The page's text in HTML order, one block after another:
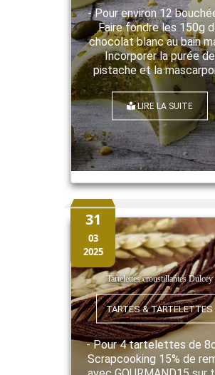
- Pour environ 12
Faire fondre les 150g
chocolat blanc au bain
Incorporer la purée de
pistache et la
Puis les crêpes
écrasées Former une
douzaine de boules à la
ou dans un moule demi
sphère Mettre 30
congélateur Faire fondre
reste du chocolat blanc
bain marie Tremper
bouchées dans le
fondu et parsemer le
de pisaches
Conserver au frais ...
LIRE LA SUITE
31
03
2025
Tartelettes croustillantes Dulcey
TARTES & TARTELETTES
- Pour 4 tartelettes de
Scrapcooking 15% de